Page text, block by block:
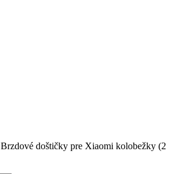
Brzdové doštičky pre Xiaomi kolobežky (2